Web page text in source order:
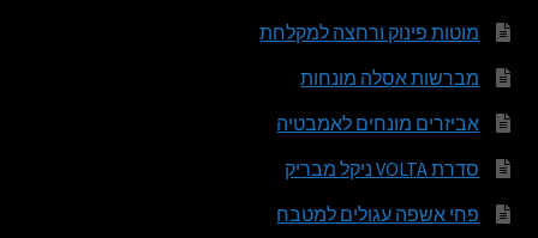
מוטות פינוק ורחצה למקלחת
מברשות אסלה מונחות
אביזרים מונחים לאמבטיה
סדרת VOLTA ניקל מבריק
פחי אשפה עגולים למטבח